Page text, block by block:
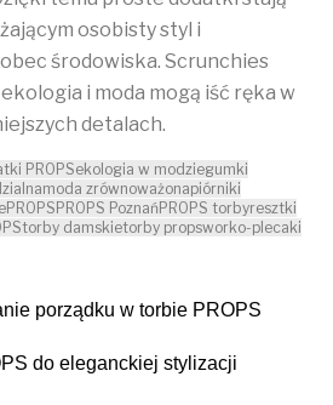
osobisty styl i
środowiska. Scrunchies
i moda mogą iść ręka w
detalach.
PROPSekologia w modziegumki
moda zrównoważonapiórniki
PROPS PROPS Poznań PROPS torbyresztki
torby damskietorby propsworko-plecaki
porządku w torbie PROPS
do eleganckiej stylizacji